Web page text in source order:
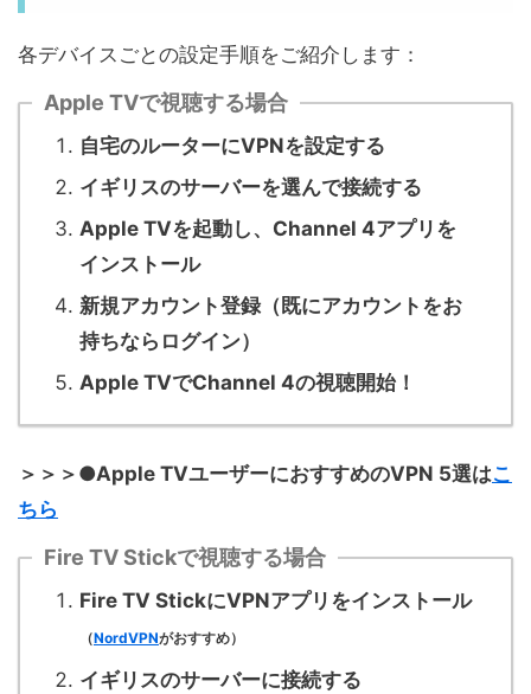
各デバイスごとの設定手順をご紹介します：
Apple TVで視聴する場合
自宅のルーターにVPNを設定する
イギリスのサーバーを選んで接続する
Apple TVを起動し、Channel 4アプリを
インストール
新規アカウント登録（既にアカウントをお
持ちならログイン）
Apple TVでChannel 4の視聴開始！
＞＞＞●Apple TVユーザーにおすすめのVPN 5選はこ
ちら
Fire TV Stickで視聴する場合
Fire TV StickにVPNアプリをインストール
（NordVPNがおすすめ）
イギリスのサーバーに接続する